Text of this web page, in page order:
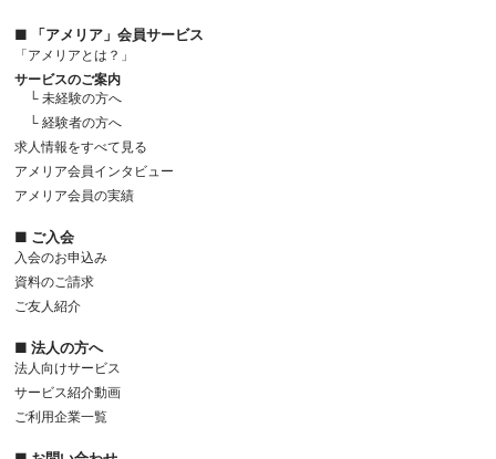
■ 「アメリア」会員サービス
「アメリアとは？」
サービスのご案内
└ 未経験の方へ
└ 経験者の方へ
求人情報をすべて見る
アメリア会員インタビュー
アメリア会員の実績
■ ご入会
入会のお申込み
資料のご請求
ご友人紹介
■ 法人の方へ
法人向けサービス
サービス紹介動画
ご利用企業一覧